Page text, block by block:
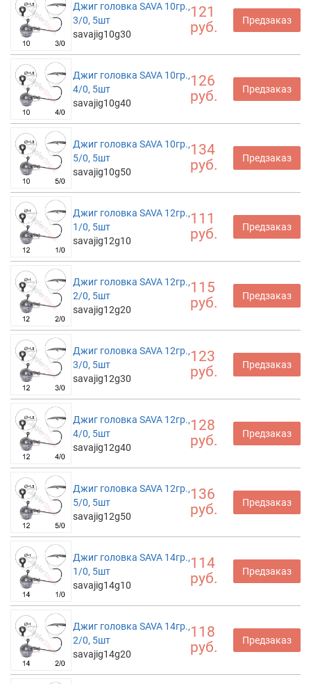
Джиг головка SAVA 10гр.,
3/0, 5шт
savajig10g30
121
руб.
Предзаказ
Джиг головка SAVA 10гр.,
4/0, 5шт
savajig10g40
126
руб.
Предзаказ
Джиг головка SAVA 10гр.,
5/0, 5шт
savajig10g50
134
руб.
Предзаказ
Джиг головка SAVA 12гр.,
1/0, 5шт
savajig12g10
111
руб.
Предзаказ
Джиг головка SAVA 12гр.,
2/0, 5шт
savajig12g20
115
руб.
Предзаказ
Джиг головка SAVA 12гр.,
3/0, 5шт
savajig12g30
123
руб.
Предзаказ
Джиг головка SAVA 12гр.,
4/0, 5шт
savajig12g40
128
руб.
Предзаказ
Джиг головка SAVA 12гр.,
5/0, 5шт
savajig12g50
136
руб.
Предзаказ
Джиг головка SAVA 14гр.,
1/0, 5шт
savajig14g10
114
руб.
Предзаказ
Джиг головка SAVA 14гр.,
2/0, 5шт
savajig14g20
118
руб.
Предзаказ